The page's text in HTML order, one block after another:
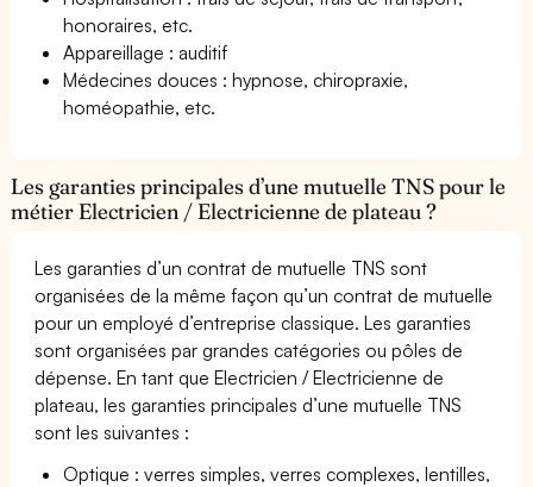
honoraires, etc.
Appareillage : auditif
Médecines douces : hypnose, chiropraxie,
homéopathie, etc.
Les garanties principales d’une mutuelle TNS pour le
métier Electricien / Electricienne de plateau ?
Les garanties d’un contrat de mutuelle TNS sont
organisées de la même façon qu’un contrat de mutuelle
pour un employé d’entreprise classique. Les garanties
sont organisées par grandes catégories ou pôles de
dépense. En tant que Electricien / Electricienne de
plateau, les garanties principales d’une mutuelle TNS
sont les suivantes :
Optique : verres simples, verres complexes, lentilles,